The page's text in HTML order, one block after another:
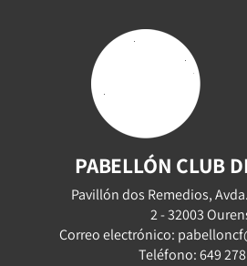
PABELLÓN CLUB
Pavillón dos Remedios,
2 - 32003
Correo electrónico:
Teléfono: 649